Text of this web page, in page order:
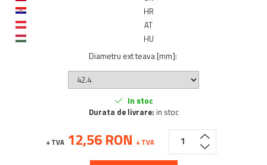
HR
AT
HU
Diametru ext teava [mm]:
In stoc
Durata de livrare: in stoc
+ TVA 12,56 RON + TVA